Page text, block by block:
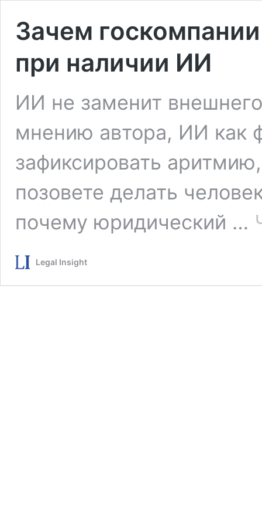
Зачем
при наличии ИИ
ИИ не заменит
мнению автора, ИИ как
зафиксировать
позовете делать
почему юридический …
Legal Insight